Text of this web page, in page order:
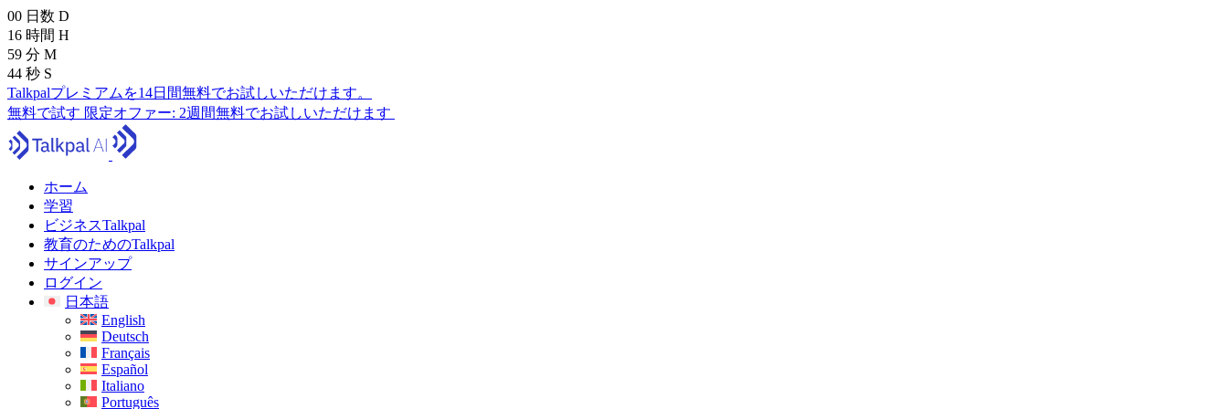
00 日数 D
16 時間 H
59 分 M
43 秒 S
Talkpalプレミアムを14日間無料でお試しいただけます。
無料で試す 限定オファー: 2週間無料でお試しいただけます
ホーム
学習
ビジネスTalkpal
教育のためのTalkpal
サインアップ
ログイン
日本語
English
Deutsch
Français
Español
Italiano
Português